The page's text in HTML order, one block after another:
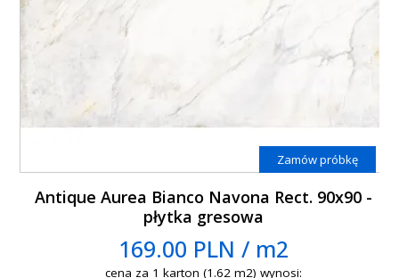
Zamów próbkę
Antique Aurea Bianco Navona Rect. 90x90 -
płytka gresowa
169.00 PLN / m2
cena za 1 karton (1.62 m2) wynosi: